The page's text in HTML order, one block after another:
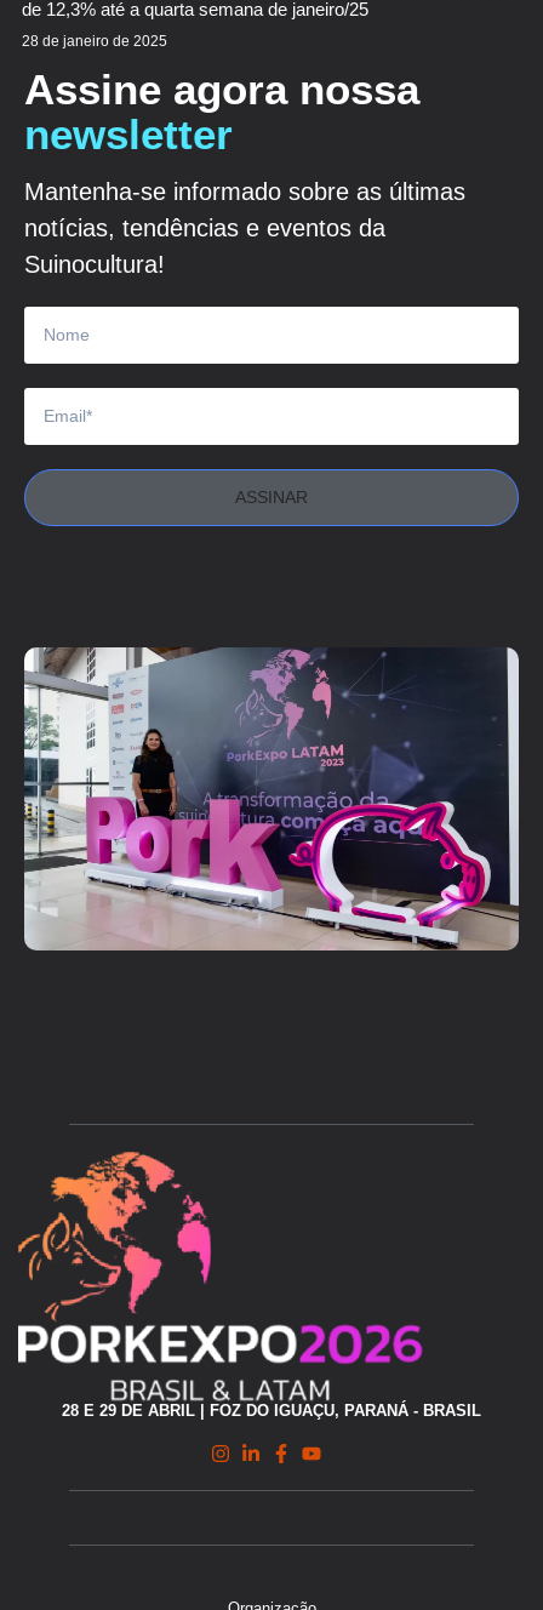
de 12,3% até a quarta semana de janeiro/25
28 de janeiro de 2025
Assine agora nossa
newsletter
Mantenha-se informado sobre as últimas
notícias, tendências e eventos da
Suinocultura!
ASSINAR
28 E 29 DE ABRIL | FOZ DO IGUAÇU, PARANÁ - BRASIL